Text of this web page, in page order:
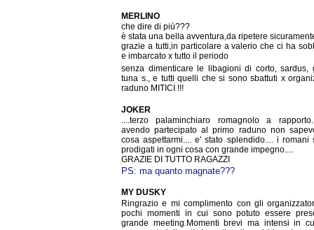
MERLINO
che dire di più???
è stata una bella avventura,da ripetere
grazie a tutti,in particolare a valerio che ci ha
e imbarcato x tutto il periodo
senza dimenticare le libagioni di corto, sardus,
tuna s., e tutti quelli che si sono sbattuti x
raduno MITICI !!!
JOKER
....terzo palaminchiaro romagnolo a
avendo partecipato al primo raduno non
cosa aspettarmi.... e' stato splendido.... i romani
prodigati in ogni cosa con grande impegno....
GRAZIE DI TUTTO RAGAZZI
PS: ma quanto magnate???
MY DUSKY
Ringrazio e mi complimento con gli
pochi momenti in cui sono potuto essere
grande meeting.Momenti brevi ma intensi in